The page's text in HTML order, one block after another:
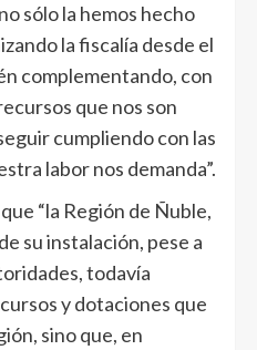
sólo la hemos hecho
la fiscalía desde el
complementando, con
que nos son
cumpliendo con las
labor nos demanda”.
“la Región de Ñuble,
su instalación, pese a
todavía
y dotaciones que
sino que, en